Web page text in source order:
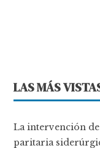
LAS MÁS
La intervención
paritaria